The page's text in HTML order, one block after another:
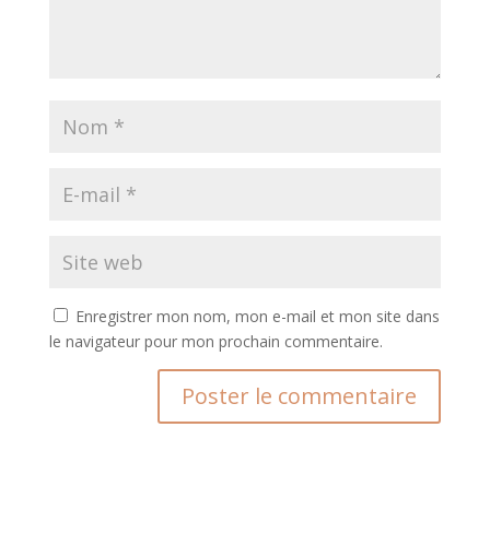
Enregistrer mon nom, mon e-mail et mon site dans
le navigateur pour mon prochain commentaire.